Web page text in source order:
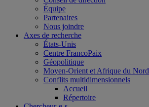
Équipe
Partenaires
Nous joindre
Axes de recherche
États-Unis
Centre FrancoPaix
Géopolitique
Moyen-Orient et Afrique du Nord
Conflits multidimensionnels
Accueil
Répertoire